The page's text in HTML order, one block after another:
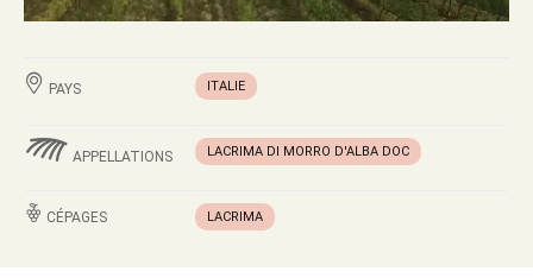
PAYS ITALIE
APPELLATIONS LACRIMA DI MORRO D'ALBA DOC
CÉPAGES LACRIMA